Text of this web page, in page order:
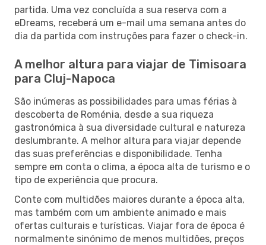
partida. Uma vez concluída a sua reserva com a
eDreams, receberá um e-mail uma semana antes do
dia da partida com instruções para fazer o check-in.
A melhor altura para viajar de Timisoara
para Cluj-Napoca
São inúmeras as possibilidades para umas férias à
descoberta de Roménia, desde a sua riqueza
gastronómica à sua diversidade cultural e natureza
deslumbrante. A melhor altura para viajar depende
das suas preferências e disponibilidade. Tenha
sempre em conta o clima, a época alta de turismo e o
tipo de experiência que procura.
Conte com multidões maiores durante a época alta,
mas também com um ambiente animado e mais
ofertas culturais e turísticas. Viajar fora de época é
normalmente sinónimo de menos multidões, preços